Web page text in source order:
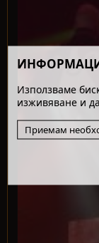
Използваме
изживяване и
Приемам